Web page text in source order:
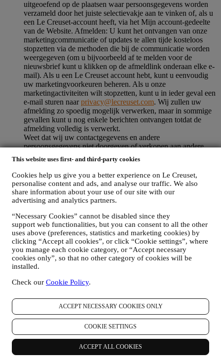
This website uses first- and third-party cookies
Cookies help us give you a better experience on Le Creuset,
personalise content and ads, and analyse our traffic. We also
share information about your use of our site with our
advertising and analytics partners.
“Necessary Cookies” cannot be disabled since they
support web functionalities, but you can consent to all the other
uses above (preferences, statistics and marketing cookies) by
clicking “Accept all cookies”, or click “Cookie settings”, where
you manage each cookie category, or “Accept necessary
cookies only”, so that no other category of cookies will be
installed.
Check our Cookie Policy.
ACCEPT NECESSARY COOKIES ONLY
COOKIE SETTINGS
ACCEPT ALL COOKIES
uitgeoefend op de plaatsen waar persoonsgegevens worden
verzameld door het juiste selectievakje aan te vinken of, als u
een Le Creuset-account heeft, via het Mijn account-gedeelte
van de Website. Afmelden: U kunt het ontvangen van onze
marketingcommunicatie of updates te allen tijde kosteloos
stopzetten via de methoden die bij de communicatie worden
weergegeven (om u bijvoorbeeld af te melden voor de
nieuwsbrief kunt u klikken op de afmeldlink onderaan elke e-
mail). Als u een Le Creuset account hebt, kunt u eenvoudig
uw marketingvoorkeuren beheren. Als u onze
marketingactiviteiten wilt stopzetten, kunt u in ieder geval een
e-mail sturen naarprivacy@lecreuset.com. Wij zullen uw
afmelding zo spoedig mogelijk verwerken, maar in sommige
gevallen kunt u nog enkele berichten ontvangen totdat de
afmelding volledig is verwerkt.
Weet dat wij uw contactgegevens en andere
persoonsgegevens niet doorgeven of verkopen aan andere
bedrijven voor hun marketingdoeleinden.
RE-TARGETING / OM ONZE AANBIEDINGEN AAN
TE PASSEN EN DE KLANTERVARING TE
VERBETEREN
Wij willen uw gegevens gebruiken om onze diensten en
aanbiedingen af te stemmen op uw behoeften en voorkeuren
bieden. Wij doen dit door uw gewoontes of interesses te
analyseren, bijvoorbeeld met betrekking tot de meest bekeken
producten, uw interactie met ons op sociale media, welke
pagina's van onze Website u bezoekt, welke inhoud van onze
aanbiedingen u leest. Wij doen dit voornamelijk door en ook
in combinatie met uw gegevens en voorkeuren die worden
verzameld zodra u zich inschrijft voor onze gepersonaliseerde
marketingcommunicatie. Wij zullen deze informatie gebruiken
om onze advertenties op andere sites te beheren, toegang te
verlenen tot specifieke inhoud, de inhoud of de aanbiedingen
die u op de Website ziet aan te passen of, als u toestemming
hebt gegeven om u aan te melden voor onze
marketingcommunicatie, om u relevante
communicatie/berichten te sturen waarvan wij denken dat u
die leuk vindt. Er zullen geen andere gevolgen zijn. Het
gebruik van cookies is afhankelijk van uw toestemming. Als u